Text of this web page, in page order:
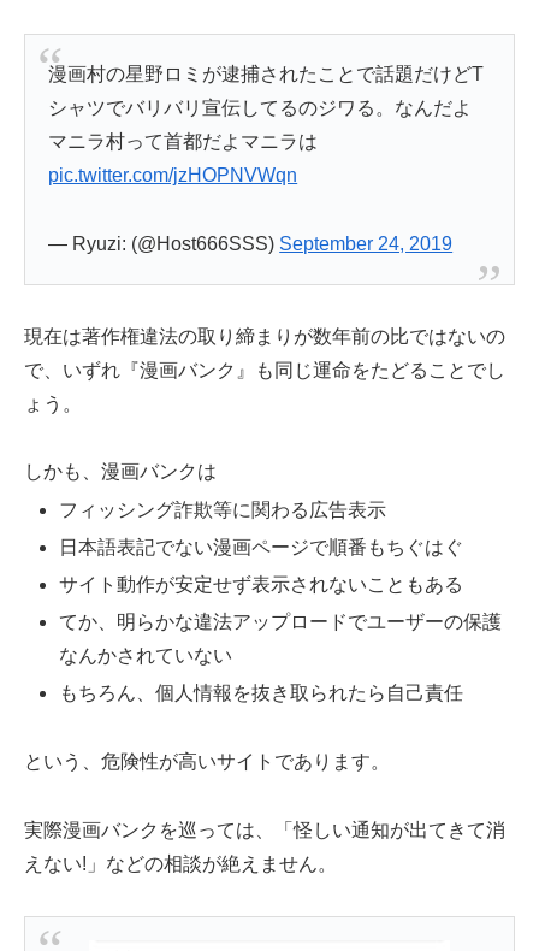
漫画村の星野ロミが逮捕されたことで話題だけどT
シャツでバリバリ宣伝してるのジワる。なんだよ
マニラ村って首都だよマニラは
pic.twitter.com/jzHOPNVWqn
— Ryuzi: (@Host666SSS) September 24, 2019
現在は著作権違法の取り締まりが数年前の比ではないの
で、いずれ『漫画バンク』も同じ運命をたどることでし
ょう。
しかも、漫画バンクは
フィッシング詐欺等に関わる広告表示
日本語表記でない漫画ページで順番もちぐはぐ
サイト動作が安定せず表示されないこともある
てか、明らかな違法アップロードでユーザーの保護
なんかされていない
もちろん、個人情報を抜き取られたら自己責任
という、危険性が高いサイトであります。
実際漫画バンクを巡っては、「怪しい通知が出てきて消
えない!」などの相談が絶えません。